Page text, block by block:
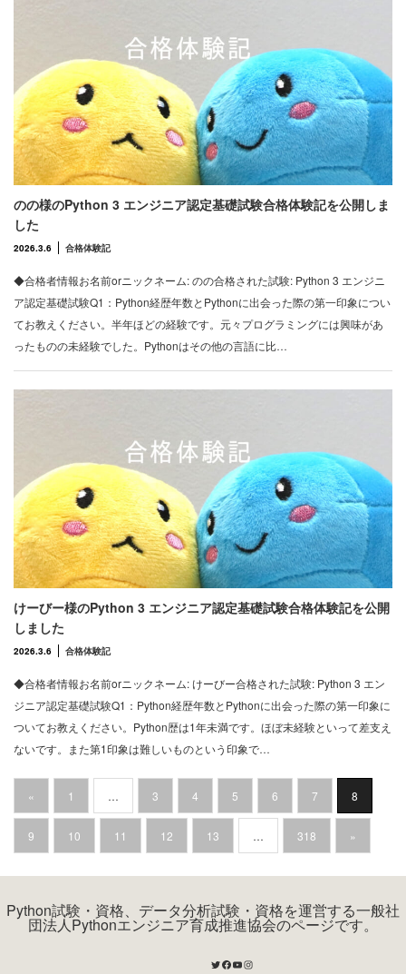
のの様のPython 3 エンジニア認定基礎試験合格体験記を公開しま
した
2026.3.6 合格体験記
◆合格者情報お名前orニックネーム: のの合格された試験: Python 3 エンジニ
ア認定基礎試験Q1：Python経歴年数とPythonに出会った際の第一印象につい
てお教えください。半年ほどの経験です。元々プログラミングには興味があ
ったものの未経験でした。Pythonはその他の言語に比…
けーびー様のPython 3 エンジニア認定基礎試験合格体験記を公開
しました
2026.3.6 合格体験記
◆合格者情報お名前orニックネーム: けーびー合格された試験: Python 3 エン
ジニア認定基礎試験Q1：Python経歴年数とPythonに出会った際の第一印象に
ついてお教えください。Python歴は1年未満です。ほぼ未経験といって差支え
ないです。また第1印象は難しいものという印象で…
« 1 … 3 4 5 6 7 8
9 10 11 12 13 … 318 »
Python試験・資格、データ分析試験・資格を運営する一般社
団法人Pythonエンジニア育成推進協会のページです。
Twitter
Facebook
YouTube
Instagram